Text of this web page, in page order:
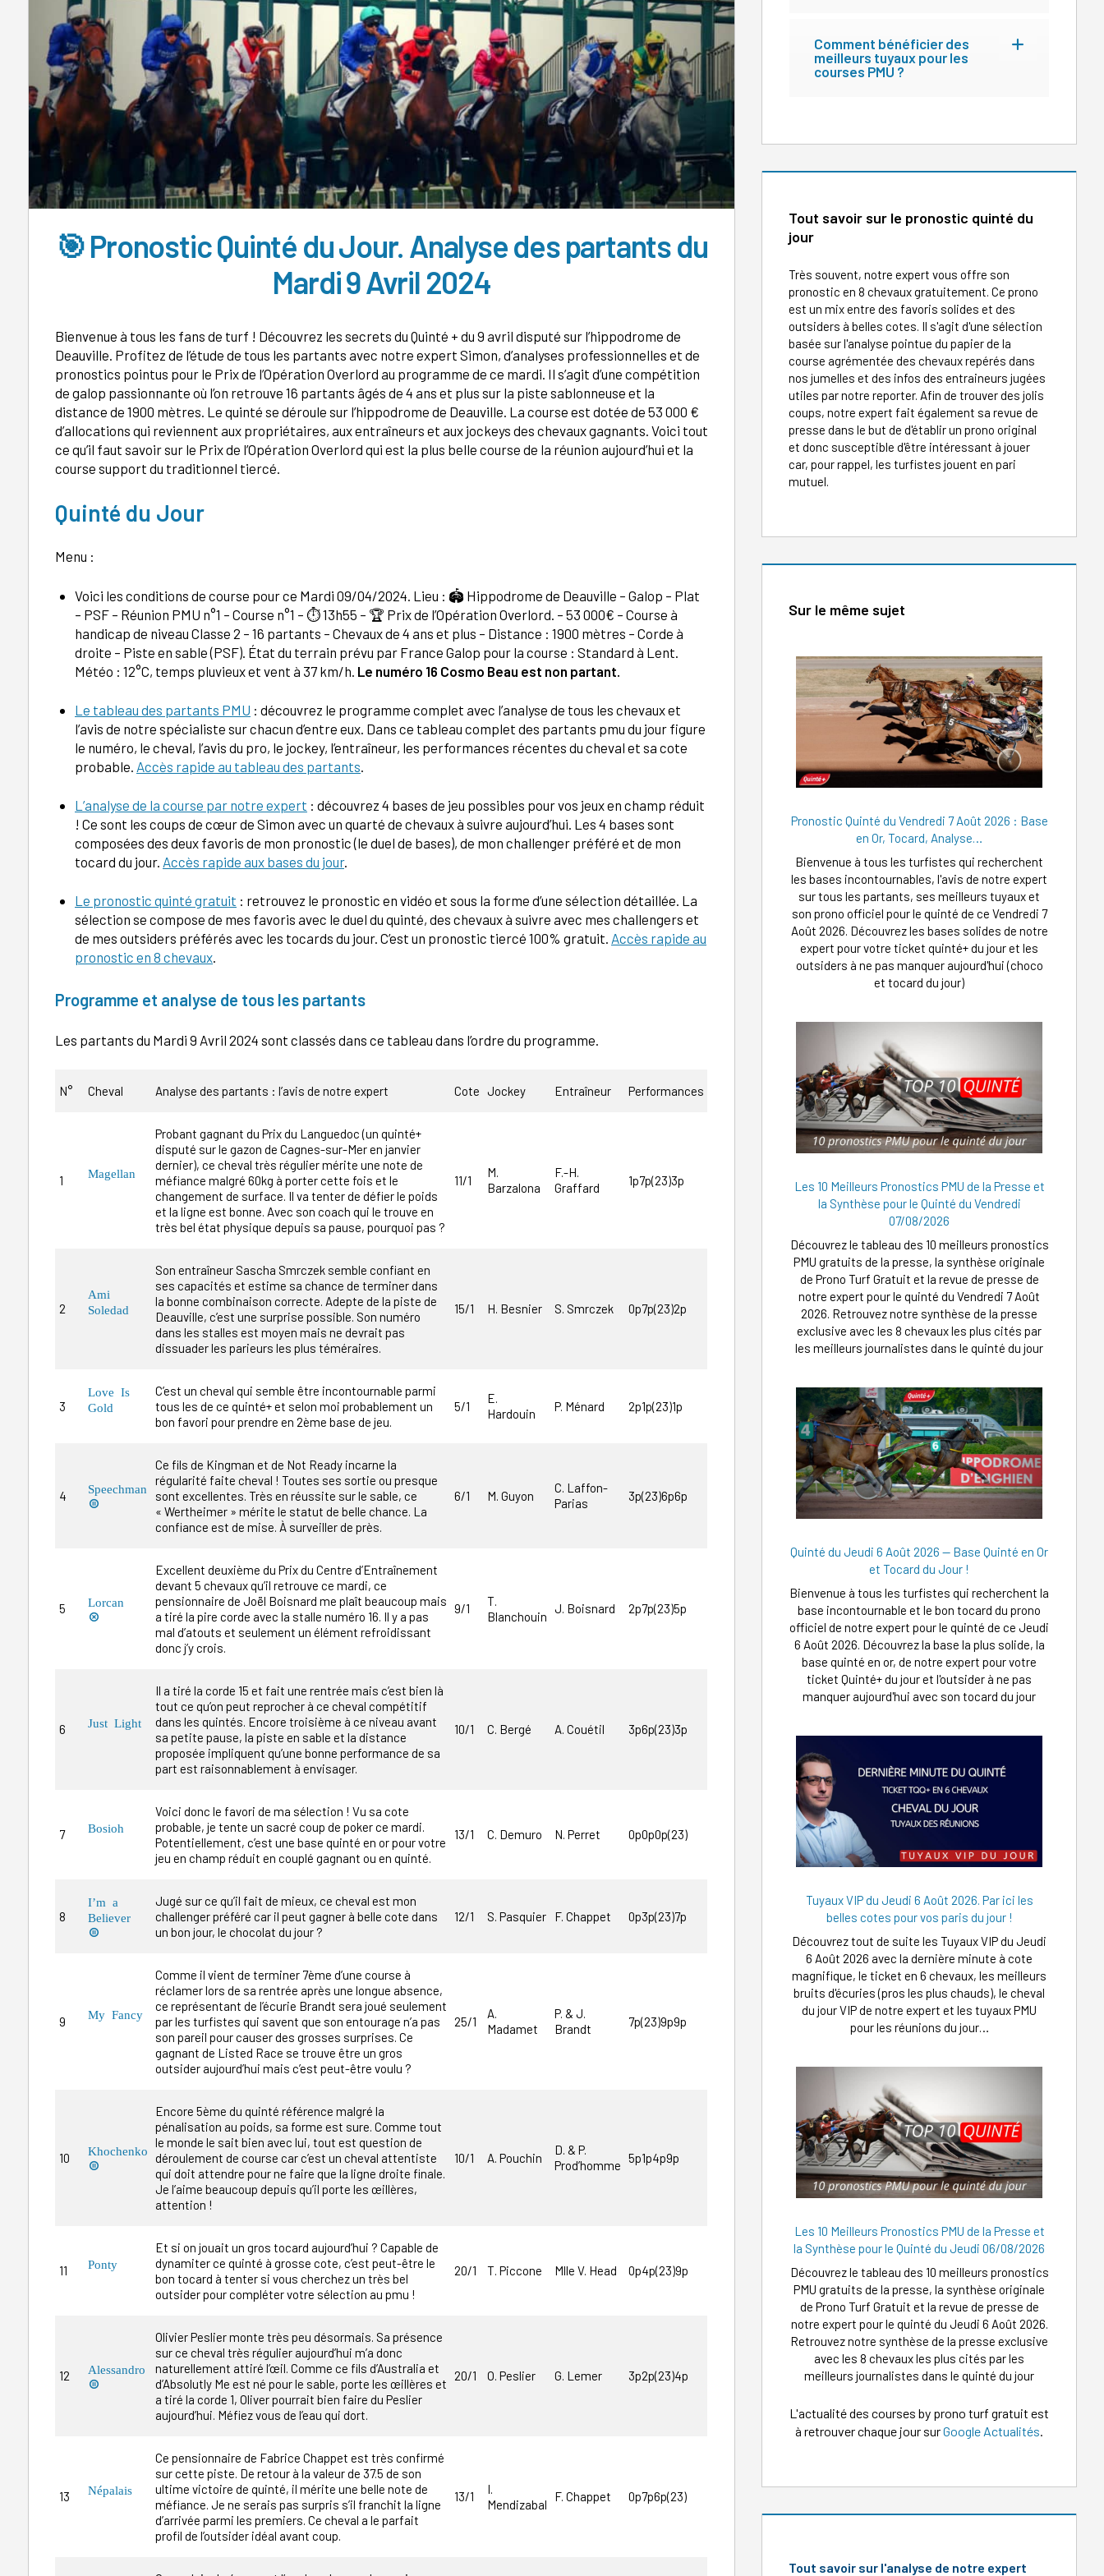
🎯 Pronostic Quinté du Jour. Analyse des partants du
Mardi 9 Avril 2024
Bienvenue à tous les fans de turf ! Découvrez les secrets du Quinté + du 9 avril disputé sur l’hippodrome de
Deauville. Profitez de l’étude de tous les partants avec notre expert Simon, d’analyses professionnelles et de
pronostics pointus pour le Prix de l’Opération Overlord au programme de ce mardi. Il s’agit d’une compétition
de galop passionnante où l’on retrouve 16 partants âgés de 4 ans et plus sur la piste sablonneuse et la
distance de 1900 mètres. Le quinté se déroule sur l’hippodrome de Deauville. La course est dotée de 53 000 €
d’allocations qui reviennent aux propriétaires, aux entraîneurs et aux jockeys des chevaux gagnants. Voici tout
ce qu’il faut savoir sur le Prix de l’Opération Overlord qui est la plus belle course de la réunion aujourd’hui et la
course support du traditionnel tiercé.
Quinté du Jour
Menu :
Voici les conditions de course pour ce Mardi 09/04/2024. Lieu : 🏟️ Hippodrome de Deauville – Galop – Plat
– PSF – Réunion PMU n°1 – Course n°1 – ⏱️ 13h55 – 🏆 Prix de l’Opération Overlord. – 53 000€ – Course à
handicap de niveau Classe 2 – 16 partants – Chevaux de 4 ans et plus – Distance : 1900 mètres – Corde à
droite – Piste en sable (PSF). État du terrain prévu par France Galop pour la course : Standard à Lent.
Météo : 12°C, temps pluvieux et vent à 37 km/h. Le numéro 16 Cosmo Beau est non partant.
Le tableau des partants PMU : découvrez le programme complet avec l’analyse de tous les chevaux et
l’avis de notre spécialiste sur chacun d’entre eux. Dans ce tableau complet des partants pmu du jour figure
le numéro, le cheval, l’avis du pro, le jockey, l’entraîneur, les performances récentes du cheval et sa cote
probable. Accès rapide au tableau des partants.
L’analyse de la course par notre expert : découvrez 4 bases de jeu possibles pour vos jeux en champ réduit
! Ce sont les coups de cœur de Simon avec un quarté de chevaux à suivre aujourd’hui. Les 4 bases sont
composées des deux favoris de mon pronostic (le duel de bases), de mon challenger préféré et de mon
tocard du jour. Accès rapide aux bases du jour.
Le pronostic quinté gratuit : retrouvez le pronostic en vidéo et sous la forme d’une sélection détaillée. La
sélection se compose de mes favoris avec le duel du quinté, des chevaux à suivre avec mes challengers et
de mes outsiders préférés avec les tocards du jour. C’est un pronostic tiercé 100% gratuit. Accès rapide au
pronostic en 8 chevaux.
Programme et analyse de tous les partants
Les partants du Mardi 9 Avril 2024 sont classés dans ce tableau dans l’ordre du programme.
N° Cheval Analyse des partants : l’avis de notre expert Cote Jockey Entraîneur Performances
1
Magellan
Probant gagnant du Prix du Languedoc (un quinté+
disputé sur le gazon de Cagnes-sur-Mer en janvier
dernier), ce cheval très régulier mérite une note de
méfiance malgré 60kg à porter cette fois et le
changement de surface. Il va tenter de défier le poids
et la ligne est bonne. Avec son coach qui le trouve en
très bel état physique depuis sa pause, pourquoi pas ?
11/1
M.
Barzalona
F.-H.
Graffard
1p7p(23)3p
2
Ami
Soledad
Son entraîneur Sascha Smrczek semble confiant en
ses capacités et estime sa chance de terminer dans
la bonne combinaison correcte. Adepte de la piste de
Deauville, c’est une surprise possible. Son numéro
dans les stalles est moyen mais ne devrait pas
dissuader les parieurs les plus téméraires.
15/1 H. Besnier S. Smrczek 0p7p(23)2p
3
Love Is
Gold
C’est un cheval qui semble être incontournable parmi
tous les de ce quinté+ et selon moi probablement un
bon favori pour prendre en 2ème base de jeu.
5/1
E.
Hardouin
P. Ménard 2p1p(23)1p
4
Speechman

Ce fils de Kingman et de Not Ready incarne la
régularité faite cheval ! Toutes ses sortie ou presque
sont excellentes. Très en réussite sur le sable, ce
« Wertheimer » mérite le statut de belle chance. La
confiance est de mise. À surveiller de près.
6/1 M. Guyon
C. Laffon-
Parias
3p(23)6p6p
5
Lorcan

Excellent deuxième du Prix du Centre d’Entraînement
devant 5 chevaux qu’il retrouve ce mardi, ce
pensionnaire de Joël Boisnard me plaît beaucoup mais
a tiré la pire corde avec la stalle numéro 16. Il y a pas
mal d’atouts et seulement un élément refroidissant
donc j’y crois.
9/1
T.
Blanchouin
J. Boisnard 2p7p(23)5p
6 Just Light
Il a tiré la corde 15 et fait une rentrée mais c’est bien là
tout ce qu’on peut reprocher à ce cheval compétitif
dans les quintés. Encore troisième à ce niveau avant
sa petite pause, la piste en sable et la distance
proposée impliquent qu’une bonne performance de sa
part est raisonnablement à envisager.
10/1 C. Bergé A. Couétil 3p6p(23)3p
7 Bosioh
Voici donc le favori de ma sélection ! Vu sa cote
probable, je tente un sacré coup de poker ce mardi.
Potentiellement, c’est une base quinté en or pour votre
jeu en champ réduit en couplé gagnant ou en quinté.
13/1 C. Demuro N. Perret 0p0p0p(23)
8
I’m a
Believer

Jugé sur ce qu’il fait de mieux, ce cheval est mon
challenger préféré car il peut gagner à belle cote dans
un bon jour, le chocolat du jour ?
12/1 S. Pasquier F. Chappet 0p3p(23)7p
9
My Fancy
Comme il vient de terminer 7ème d’une course à
réclamer lors de sa rentrée après une longue absence,
ce représentant de l’écurie Brandt sera joué seulement
par les turfistes qui savent que son entourage n’a pas
son pareil pour causer des grosses surprises. Ce
gagnant de Listed Race se trouve être un gros
outsider aujourd’hui mais c’est peut-être voulu ?
25/1
A.
Madamet
P. & J.
Brandt
7p(23)9p9p
10
Khochenko

Encore 5ème du quinté référence malgré la
pénalisation au poids, sa forme est sure. Comme tout
le monde le sait bien avec lui, tout est question de
déroulement de course car c’est un cheval attentiste
qui doit attendre pour ne faire que la ligne droite finale.
Je l’aime beaucoup depuis qu’il porte les œillères,
attention !
10/1 A. Pouchin
D. & P.
Prod’homme 5p1p4p9p
11 Ponty
Et si on jouait un gros tocard aujourd’hui ? Capable de
dynamiter ce quinté à grosse cote, c’est peut-être le
bon tocard à tenter si vous cherchez un très bel
outsider pour compléter votre sélection au pmu !
20/1 T. Piccone Mlle V. Head 0p4p(23)9p
12
Alessandro

Olivier Peslier monte très peu désormais. Sa présence
sur ce cheval très régulier aujourd’hui m’a donc
naturellement attiré l’œil. Comme ce fils d’Australia et
d’Absolutly Me est né pour le sable, porte les œillères et
a tiré la corde 1, Oliver pourrait bien faire du Peslier
aujourd’hui. Méfiez vous de l’eau qui dort.
20/1 O. Peslier G. Lemer 3p2p(23)4p
13 Népalais
Ce pensionnaire de Fabrice Chappet est très confirmé
sur cette piste. De retour à la valeur de 37.5 de son
ultime victoire de quinté, il mérite une belle note de
méfiance. Je ne serais pas surpris s’il franchit la ligne
d’arrivée parmi les premiers. Ce cheval a le parfait
profil de l’outsider idéal avant coup.
13/1
I.
Mendizabal
F. Chappet 0p7p6p(23)
Comment bénéficier des
meilleurs tuyaux pour les
courses PMU ?
Tout savoir sur le pronostic quinté du
jour
Très souvent, notre expert vous offre son
pronostic en 8 chevaux gratuitement. Ce prono
est un mix entre des favoris solides et des
outsiders à belles cotes. Il s'agit d'une sélection
basée sur l'analyse pointue du papier de la
course agrémentée des chevaux repérés dans
nos jumelles et des infos des entraineurs jugées
utiles par notre reporter. Afin de trouver des jolis
coups, notre expert fait également sa revue de
presse dans le but de d'établir un prono original
et donc susceptible d'être intéressant à jouer
car, pour rappel, les turfistes jouent en pari
mutuel.
Sur le même sujet
Pronostic Quinté du Vendredi 7 Août 2026 : Base
en Or, Tocard, Analyse…
Bienvenue à tous les turfistes qui recherchent
les bases incontournables, l'avis de notre expert
sur tous les partants, ses meilleurs tuyaux et
son prono officiel pour le quinté de ce Vendredi 7
Août 2026. Découvrez les bases solides de notre
expert pour votre ticket quinté+ du jour et les
outsiders à ne pas manquer aujourd'hui (choco
et tocard du jour)
Les 10 Meilleurs Pronostics PMU de la Presse et
la Synthèse pour le Quinté du Vendredi
07/08/2026
Découvrez le tableau des 10 meilleurs pronostics
PMU gratuits de la presse, la synthèse originale
de Prono Turf Gratuit et la revue de presse de
notre expert pour le quinté du Vendredi 7 Août
2026. Retrouvez notre synthèse de la presse
exclusive avec les 8 chevaux les plus cités par
les meilleurs journalistes dans le quinté du jour
Quinté du Jeudi 6 Août 2026 — Base Quinté en Or
et Tocard du Jour !
Bienvenue à tous les turfistes qui recherchent la
base incontournable et le bon tocard du prono
officiel de notre expert pour le quinté de ce Jeudi
6 Août 2026. Découvrez la base la plus solide, la
base quinté en or, de notre expert pour votre
ticket Quinté+ du jour et l'outsider à ne pas
manquer aujourd'hui avec son tocard du jour
Tuyaux VIP du Jeudi 6 Août 2026. Par ici les
belles cotes pour vos paris du jour !
Découvrez tout de suite les Tuyaux VIP du Jeudi
6 Août 2026 avec la dernière minute à cote
magnifique, le ticket en 6 chevaux, les meilleurs
bruits d'écuries (pros les plus chauds), le cheval
du jour VIP de notre expert et les tuyaux PMU
pour les réunions du jour…
Les 10 Meilleurs Pronostics PMU de la Presse et
la Synthèse pour le Quinté du Jeudi 06/08/2026
Découvrez le tableau des 10 meilleurs pronostics
PMU gratuits de la presse, la synthèse originale
de Prono Turf Gratuit et la revue de presse de
notre expert pour le quinté du Jeudi 6 Août 2026.
Retrouvez notre synthèse de la presse exclusive
avec les 8 chevaux les plus cités par les
meilleurs journalistes dans le quinté du jour
L'actualité des courses by prono turf gratuit est
à retrouver chaque jour surGoogle Actualités
Tout savoir sur l'analyse de notre expert